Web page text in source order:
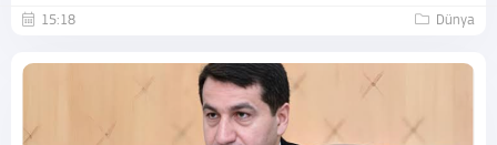
15:18 Dünya